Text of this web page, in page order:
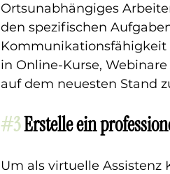
Ortsunabhängiges
den spezifischen
Kommunikationsfähigkeit
in Online-Kurse,
auf dem neuesten Stand
#3Erstelle ein
Um als virtuelle Assistenz